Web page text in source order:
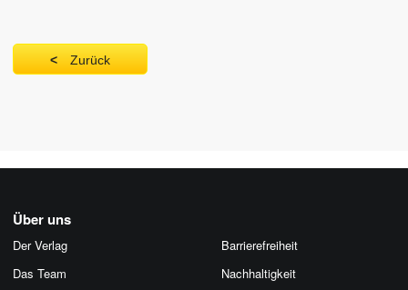
Zurück
Über uns
Der Verlag
Das Team
Barrierefreiheit
Nachhaltigkeit